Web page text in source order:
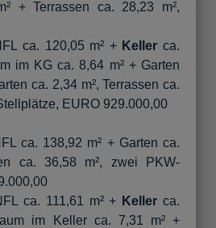
+ Terrassen ca. 28,23 m²,
ca. 120,05 m² + Kellerca.
im KG ca. 8,64 m² + Garten
ca. 2,34 m², Terrassen ca.
EURO 929.000,00
ca. 138,92 m² + Garten ca.
ca. 36,58 m², zwei PKW-
ca. 111,61 m² + Kellerca.
im Keller ca. 7,31 m² +